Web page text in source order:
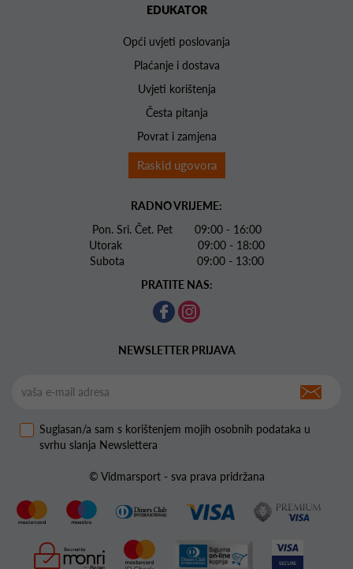
EDUKATOR
Opći uvjeti poslovanja
Plaćanje i dostava
Uvjeti korištenja
Česta pitanja
Povrat i zamjena
Raskid ugovora
RADNO VRIJEME:
Pon. Sri. Čet. Pet 09:00 - 16:00
Utorak 09:00 - 18:00
Subota 09:00 - 13:00
PRATITE NAS:
NEWSLETTER PRIJAVA
Suglasan/a sam s korištenjem mojih osobnih podataka u
svrhu slanja Newslettera
© Vidmarsport - sva prava pridržana